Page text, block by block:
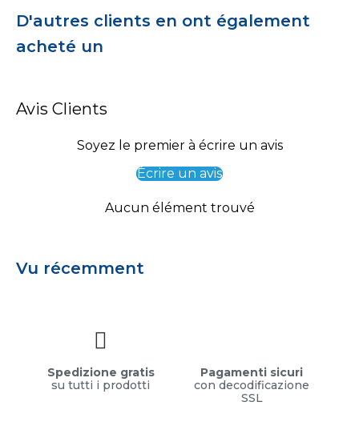
D'autres clients en ont également
acheté un
Avis Clients
Soyez le premier à écrire un avis
Écrire un avis
Aucun élément trouvé
Vu récemment
Spedizione gratis
su tutti i prodotti
Pagamenti sicuri
con decodificazione
SSL